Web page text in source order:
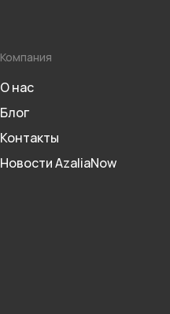
Компания
О нас
Блог
Контакты
Новости AzaliaNow